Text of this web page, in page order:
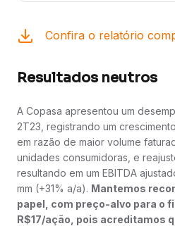
Confira o relatório
Resultados neutros
A Copasa apresentou um
2T23, registrando um
em razão de maior volume
unidades consumidoras, e
resultando em um EBITDA
mm (+31% a/a). Mantemos
papel, com preço-alvo para o
R$17/ação, pois acreditamos